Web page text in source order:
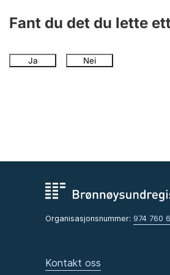
Fant du det du lette
Ja Nei
Organisasjonsnummer: 974 760
Kontakt oss